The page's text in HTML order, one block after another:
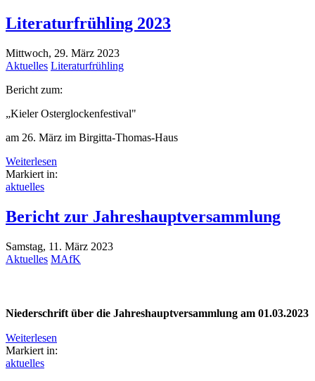
Literaturfrühling 2023
Mittwoch, 29. März 2023
Aktuelles Literaturfrühling
Bericht zum:
„Kieler Osterglockenfestival"
am 26. März im Birgitta-Thomas-Haus
Weiterlesen
Markiert in:
aktuelles
Bericht zur Jahreshauptversammlung
Samstag, 11. März 2023
Aktuelles MAfK
Niederschrift über die Jahreshauptversammlung am 01.03.2023
Weiterlesen
Markiert in:
aktuelles